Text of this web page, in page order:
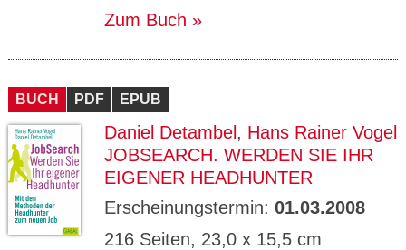
Zum Buch
BUCH PDF EPUB
Daniel Detambel , Hans Rainer Vogel
JOBSEARCH. WERDEN SIE IHR
EIGENER HEADHUNTER
Erscheinungstermin: 01.03.2008
216 Seiten, 23,0 x 15,5 cm